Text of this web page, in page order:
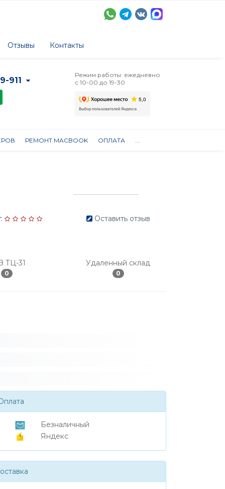
Отзывы Контакты
911
Режим работы: ежедневно
с 10-00 до 19-30
РЕМОНТ MACBOOK ОПЛАТА ...
ТЦ-31
0
Оставить отзыв
Удаленный склад
0
Безналичный
Яндекс